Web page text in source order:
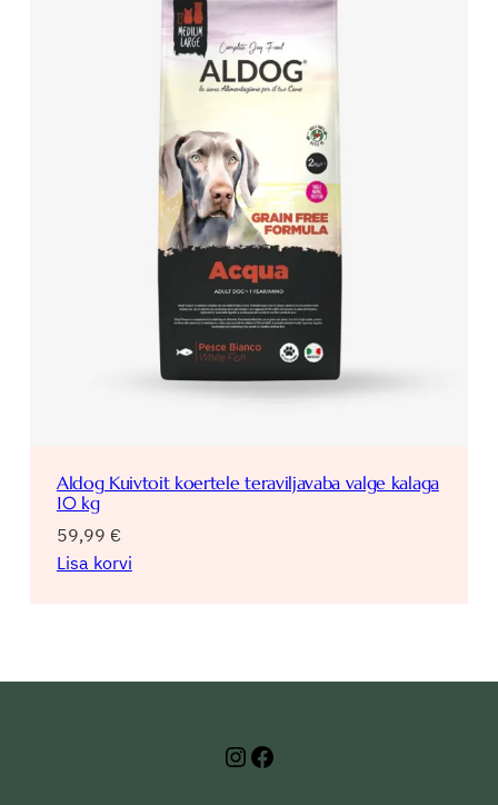
Aldog Kuivtoit koertele teraviljavaba valge kalaga
10 kg
59,99 €
Lisa korvi
Instagram
Facebook